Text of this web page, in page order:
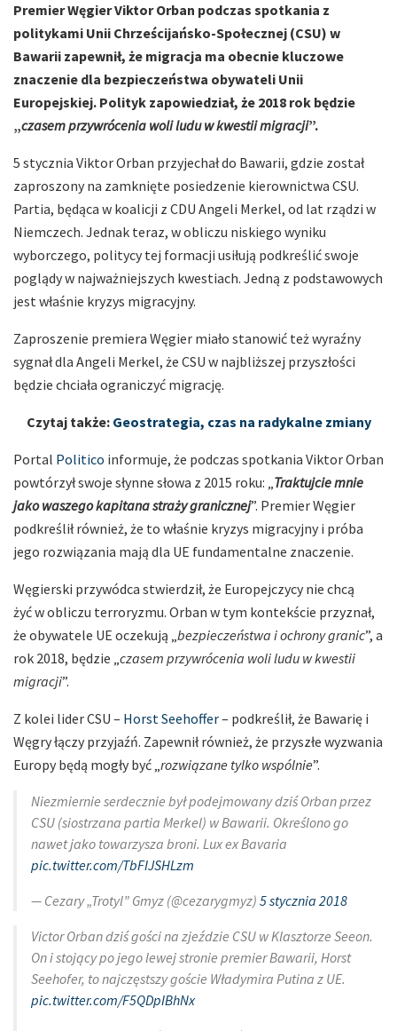
Premier Węgier Viktor Orban podczas spotkania z
politykami Unii Chrześcijańsko-Społecznej (CSU) w
Bawarii zapewnił, że migracja ma obecnie kluczowe
znaczenie dla bezpieczeństwa obywateli Unii
Europejskiej. Polityk zapowiedział, że 2018 rok będzie
„czasem przywrócenia woli ludu w kwestii migracji”.
5 stycznia Viktor Orban przyjechał do Bawarii, gdzie został
zaproszony na zamknięte posiedzenie kierownictwa CSU.
Partia, będąca w koalicji z CDU Angeli Merkel, od lat rządzi w
Niemczech. Jednak teraz, w obliczu niskiego wyniku
wyborczego, politycy tej formacji usiłują podkreślić swoje
poglądy w najważniejszych kwestiach. Jedną z podstawowych
jest właśnie kryzys migracyjny.
Zaproszenie premiera Węgier miało stanowić też wyraźny
sygnał dla Angeli Merkel, że CSU w najbliższej przyszłości
będzie chciała ograniczyć migrację.
Czytaj także: Geostrategia, czas na radykalne zmiany
Portal Politico informuje, że podczas spotkania Viktor Orban
powtórzył swoje słynne słowa z 2015 roku: „Traktujcie mnie
jako waszego kapitana straży granicznej”. Premier Węgier
podkreślił również, że to właśnie kryzys migracyjny i próba
jego rozwiązania mają dla UE fundamentalne znaczenie.
Węgierski przywódca stwierdził, że Europejczycy nie chcą
żyć w obliczu terroryzmu. Orban w tym kontekście przyznał,
że obywatele UE oczekują „bezpieczeństwa i ochrony granic”, a
rok 2018, będzie „czasem przywrócenia woli ludu w kwestii
migracji”.
Z kolei lider CSU – Horst Seehoffer– podkreślił, że Bawarię i
Węgry łączy przyjaźń. Zapewnił również, że przyszłe wyzwania
Europy będą mogły być „rozwiązane tylko wspólnie”.
Niezmiernie serdecznie był podejmowany dziś Orban przez
CSU (siostrzana partia Merkel) w Bawarii. Określono go
nawet jako towarzysza broni. Lux ex Bavaria
pic.twitter.com/TbFIJSHLzm
— Cezary „Trotyl” Gmyz (@cezarygmyz) 5 stycznia 2018
Victor Orban dziś gości na zjeździe CSU w Klasztorze Seeon.
On i stojący po jego lewej stronie premier Bawarii, Horst
Seehofer, to najczęstszy goście Władymira Putina z UE.
pic.twitter.com/F5QDpIBhNx